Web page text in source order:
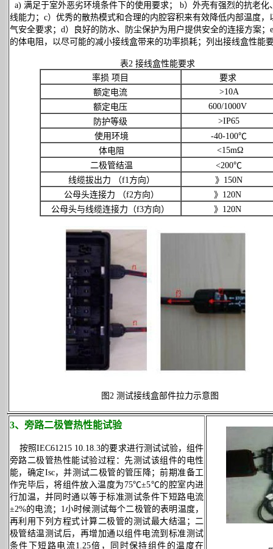
a) 满足于室外恶劣环境条件下的使用要求；
b）外壳有强烈的抗老化
线能力；c）优秀的散热模式和合理的内腔容积来有效降低内部温度，
气安全要求；d）良好的防水、防尘保护为用户提供安全的连接方案；
的体电阻，以尽可能的减小接线盒带来的功率损耗；列出接线盒性能
表2 接线盒性能要求
率损 项目
要求
额定电流
>10A
额定电压
600/1000V
防护等级
>IP65
使用环境
-40-100℃
体电阻
<15mΩ
二极管结温
<200℃
线缆拔出力 （f1方向）
》150N
公母头连接力 （f2方向）
》120N
公母头与线缆连接力（f3方向）
》120N
图2 测试接线盒部件拉力示意图
3、旁路二极管热性能试验
按照IEC61215 10.18.3的要求进行测试试验，组件
旁路二极管热性能试验过程：先测试该组件的电性
能，确定Isc，并测试二极管的管压降；前期准备工
作完毕后，将组件放入温度为75℃±5℃的腔室内进
行加温，并同时通以等于标准测试条件下短路电流
±2%的电流；1小时候测试每个二极管的表明温度，
再利用下列方程式计算二极管的测试最大结温；二
极管结温测试后，再增加通以组件电流到标准测试
条件下短路电流1.25倍，同时保持组件的温度在